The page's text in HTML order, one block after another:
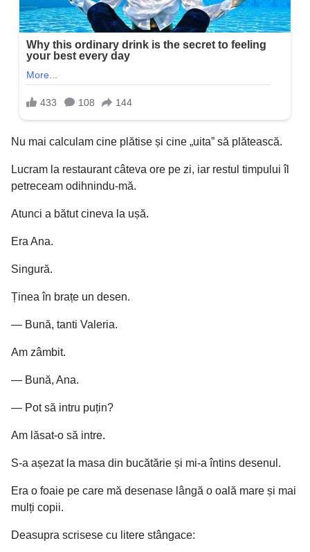
Nu mai calculam cine plătise și cine „uita” să plătească.
Lucram la restaurant câteva ore pe zi, iar restul timpului îl
petreceam odihnindu-mă.
Atunci a bătut cineva la ușă.
Era Ana.
Singură.
Ținea în brațe un desen.
— Bună, tanti Valeria.
Am zâmbit.
— Bună, Ana.
— Pot să intru puțin?
Am lăsat-o să intre.
S-a așezat la masa din bucătărie și mi-a întins desenul.
Era o foaie pe care mă desenase lângă o oală mare și mai
mulți copii.
Deasupra scrisese cu litere stângace: